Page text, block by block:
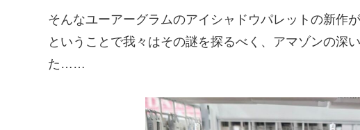
そんなユーアーグラムのアイシャドウパレットの新作
ということで我々はその謎を探るべく、アマゾンの深
た……